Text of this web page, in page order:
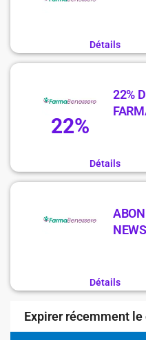
Détails
22%
22%
Détails
Détails
Expirer récemment